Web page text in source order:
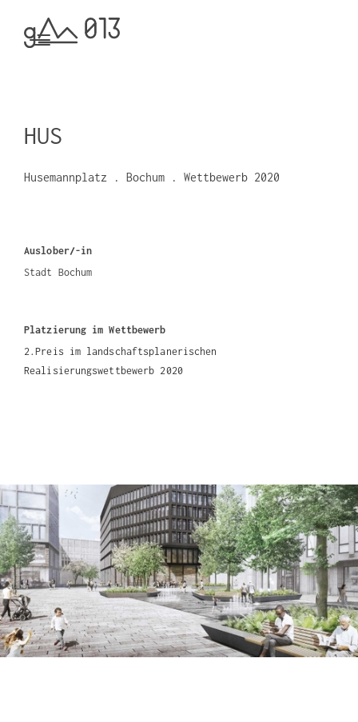
HUS
Husemannplatz . Bochum . Wettbewerb 2020
Auslober/-in
Stadt Bochum
Platzierung im Wettbewerb
2.Preis im landschaftsplanerischen
Realisierungswettbewerb 2020